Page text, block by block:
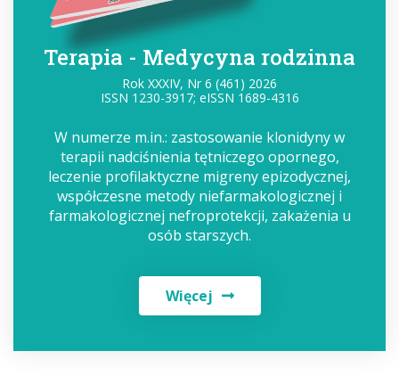
Terapia - Medycyna rodzinna
Rok XXXIV, Nr 6 (461) 2026
ISSN 1230-3917; eISSN 1689-4316
W numerze m.in.: zastosowanie klonidyny w
terapii nadciśnienia tętniczego opornego,
leczenie profilaktyczne migreny epizodycznej,
współczesne metody niefarmakologicznej i
farmakologicznej nefroprotekcji, zakażenia u
osób starszych.
Więcej